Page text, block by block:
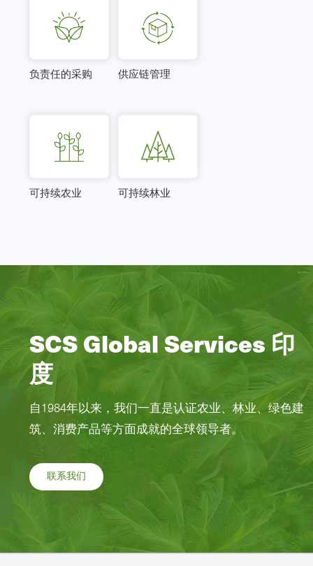
负责任的采购 供应链管理
可持续农业 可持续林业
SCS Global Services 印
度
自1984年以来，我们一直是认证农业、林业、绿色建
筑、消费产品等方面成就的全球领导者。
联系我们